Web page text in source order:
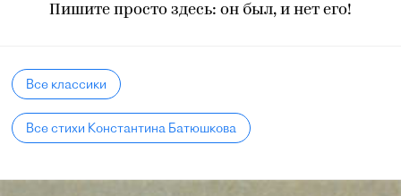
Пишите просто здесь: он был, и нет его!
Все классики
Все стихи Константина Батюшкова